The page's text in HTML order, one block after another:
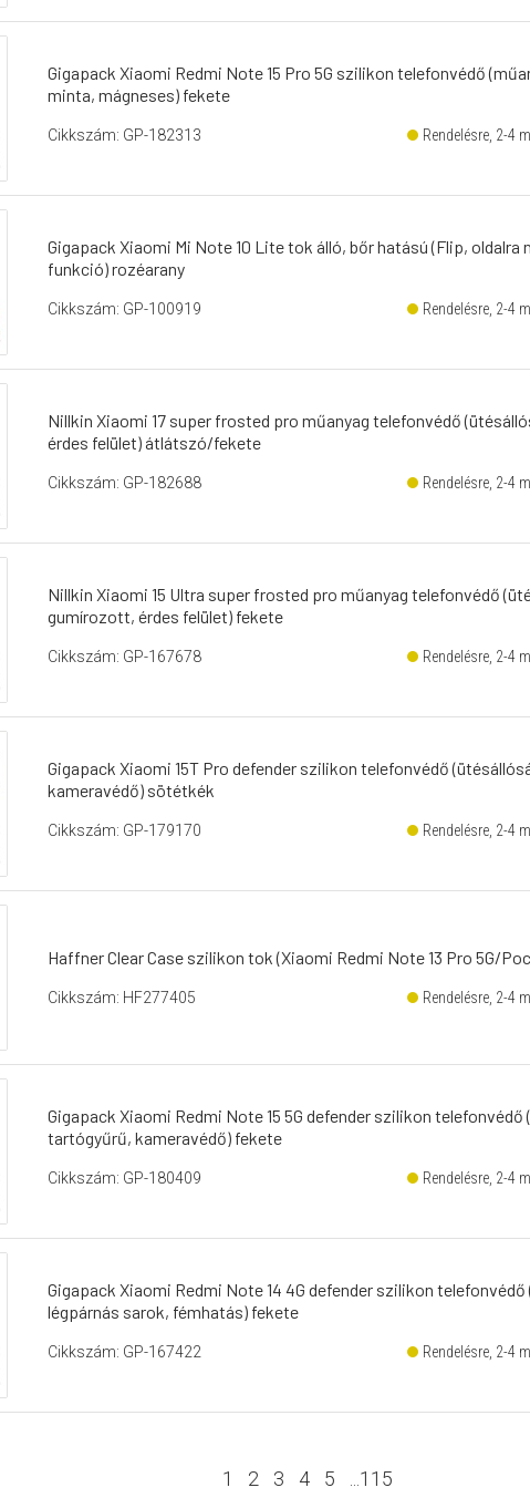
Gigapack Xiaomi Redmi Note 15 Pro 5G szilikon telefonvédő
minta, mágneses) fekete
Cikkszám: GP-182313 Rendelésre, 2-4
Gigapack Xiaomi Mi Note 10 Lite tok álló, bőr hatású (Flip, oldalra
funkció) rozéarany
Cikkszám: GP-100919 Rendelésre, 2-4
Nillkin Xiaomi 17 super frosted pro műanyag telefonvédő
érdes felület) átlátszó/fekete
Cikkszám: GP-182688 Rendelésre, 2-4
Nillkin Xiaomi 15 Ultra super frosted pro műanyag telefonvédő
gumírozott, érdes felület) fekete
Cikkszám: GP-167678 Rendelésre, 2-4
Gigapack Xiaomi 15T Pro defender szilikon telefonvédő
kameravédő) sötétkék
Cikkszám: GP-179170 Rendelésre, 2-4
Haffner Clear Case szilikon tok (Xiaomi Redmi Note 13 Pro 5G/
Cikkszám: HF277405 Rendelésre, 2-4
Gigapack Xiaomi Redmi Note 15 5G defender szilikon telefonvédő
tartógyűrű, kameravédő) fekete
Cikkszám: GP-180409 Rendelésre, 2-4
Gigapack Xiaomi Redmi Note 14 4G defender szilikon
légpárnás sarok, fémhatás) fekete
Cikkszám: GP-167422 Rendelésre, 2-4
1 2 3 4 5 115